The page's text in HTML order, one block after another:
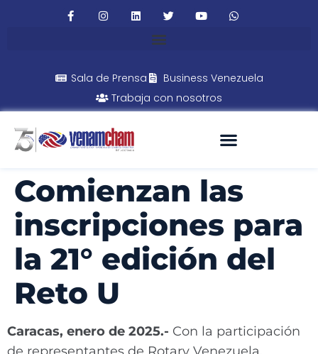
Sala de Prensa
Business Venezuela
Trabaja con nosotros
Comienzan las
inscripciones para
la 21° edición del
Reto U
Caracas, enero de 2025.- Con la participación